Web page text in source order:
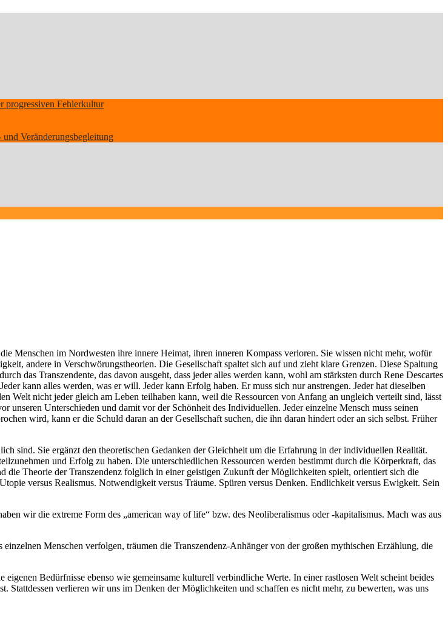
progressiven Fehlerkultur
Veränderungsbegleitung
Menschen im Nordwesten ihre innere Heimat, ihren inneren Kompass verloren. Sie wissen nicht mehr, wofür
andere in Verschwörungstheorien. Die Gesellschaft spaltet sich auf und zieht klare Grenzen. Diese Spaltung
das Transzendente, das davon ausgeht, dass jeder alles werden kann, wohl am stärksten durch Rene Descartes
kann alles werden, was er will. Jeder kann Erfolg haben. Er muss sich nur anstrengen. Jeder hat dieselben
Welt nicht jeder gleich am Leben teilhaben kann, weil die Ressourcen von Anfang an ungleich verteilt sind, lässt
Unterschieden und damit vor der Schönheit des Individuellen. Jeder einzelne Mensch muss seinen
wird, kann er die Schuld daran an der Gesellschaft suchen, die ihn daran hindert oder an sich selbst. Früher
sind. Sie ergänzt den theoretischen Gedanken der Gleichheit um die Erfahrung in der individuellen Realität.
und Erfolg zu haben. Die unterschiedlichen Ressourcen werden bestimmt durch die Körperkraft, das
die Theorie der Transzendenz folglich in einer geistigen Zukunft der Möglichkeiten spielt, orientiert sich die
versus Realismus. Notwendigkeit versus Träume. Spüren versus Denken. Endlichkeit versus Ewigkeit. Sein
wir die extreme Form des „american way of life“ bzw. des Neoliberalismus oder -kapitalismus. Mach was aus
Menschen verfolgen, träumen die Transzendenz-Anhänger von der großen mythischen Erzählung, die
Bedürfnisse ebenso wie gemeinsame kulturell verbindliche Werte. In einer rastlosen Welt scheint beides
Stattdessen verlieren wir uns im Denken der Möglichkeiten und schaffen es nicht mehr, zu bewerten, was uns